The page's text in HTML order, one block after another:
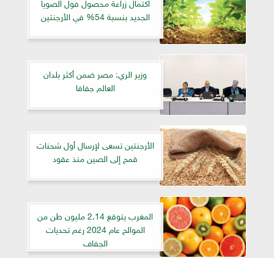
الجديد بنسبة 54% في الأرجنتين
وزير الري: مصر ضمن أكثر بلدان
العالم جفافا
الأرجنتين تسعى لإرسال أول شحنات
قمح إلى الصين منذ عقود
المغرب يتوقع 2.14 مليون طن من
الموالح عام 2024 رغم تحديات
الجفاف